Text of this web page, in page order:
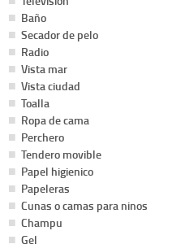
Baño
Secador de pelo
Radio
Vista mar
Vista ciudad
Toalla
Ropa de cama
Perchero
Tendero movible
Papel higienico
Papeleras
Cunas o camas para ninos
Champu
Gel